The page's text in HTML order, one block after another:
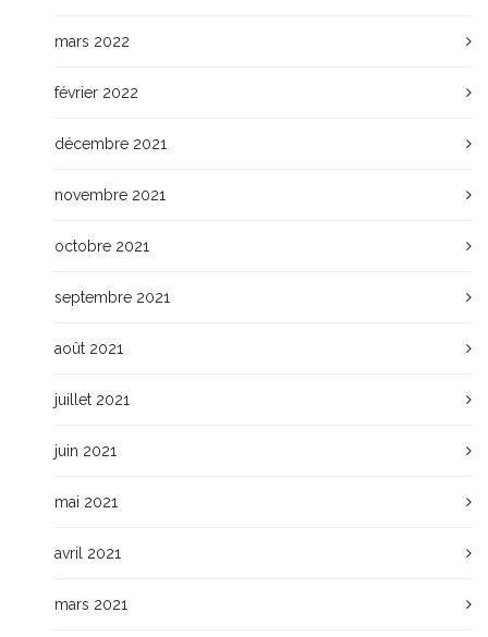
mars 2022
février 2022
décembre 2021
novembre 2021
octobre 2021
septembre 2021
août 2021
juillet 2021
juin 2021
mai 2021
avril 2021
mars 2021